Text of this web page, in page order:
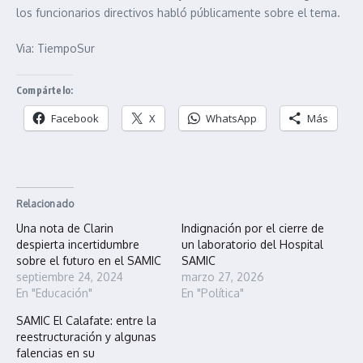
los funcionarios directivos habló públicamente sobre el tema.
Via: TiempoSur
Compártelo:
Facebook X WhatsApp Más
Relacionado
Una nota de Clarin
despierta incertidumbre
sobre el futuro en el SAMIC
septiembre 24, 2024
En "Educación"
Indignación por el cierre de
un laboratorio del Hospital
SAMIC
marzo 27, 2026
En "Política"
SAMIC El Calafate: entre la
reestructuración y algunas
falencias en su